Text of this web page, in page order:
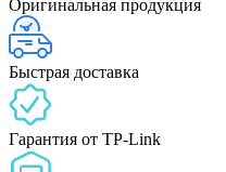
Оригинальная продукция
Быстрая доставка
Гарантия от TP-Link